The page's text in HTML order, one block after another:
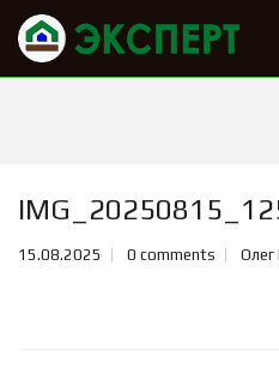
15.08.2025 0 comments Олег